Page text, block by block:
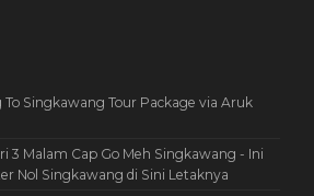
To Singkawang Tour Package via Aruk
3 Malam Cap Go Meh Singkawang - Ini
Nol Singkawang di Sini Letaknya